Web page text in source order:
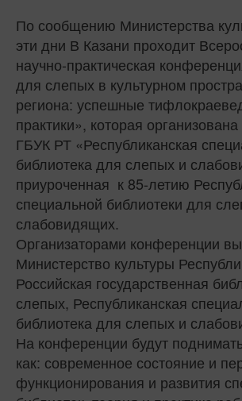
По сообщению Министерства
эти дни В Казани проходит
научно-практическая
для слепых в культурном
региона: успешные
практики», которая
ГБУК РТ «Республиканская
библиотека для слепых и
приуроченная к 85-летию
специальной библиотеки для
слабовидящих.
Организаторами конференции
Министерство культуры
Российская государственная
слепых, Республиканская
библиотека для слепых и
На конференции будут
как: современное состояние и
функционирования и развития